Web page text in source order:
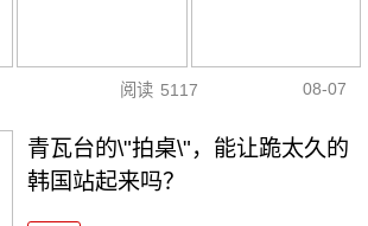
阅读 5117 08-07
青瓦台的\"拍桌\"，能让跪太久的
韩国站起来吗？